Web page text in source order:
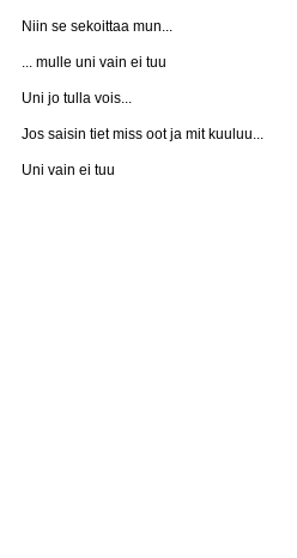
Niin se sekoittaa mun...
... mulle uni vain ei tuu
Uni jo tulla vois...
Jos saisin tiet miss oot ja mit kuuluu...
Uni vain ei tuu